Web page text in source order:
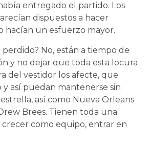
entregado el partido. Los
dispuestos a hacer
hacían un esfuerzo mayor.
perdido? No, están a tiempo de
y no dejar que toda esta locura
del vestidor los afecte, que
así puedan mantenerse sin
así como Nueva Orleans
Brees. Tienen toda una
como equipo, entrar en